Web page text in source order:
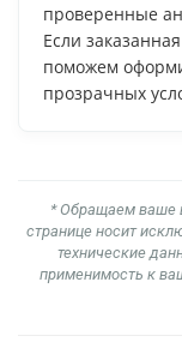
проверенные
Если
поможем
прозрачных
* Обращаем ваше
странице носит
технические
применимость к